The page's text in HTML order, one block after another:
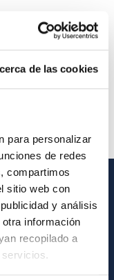
de las cookies
para personalizar
de redes
compartimos
sitio web con
y análisis
información
recopilado a